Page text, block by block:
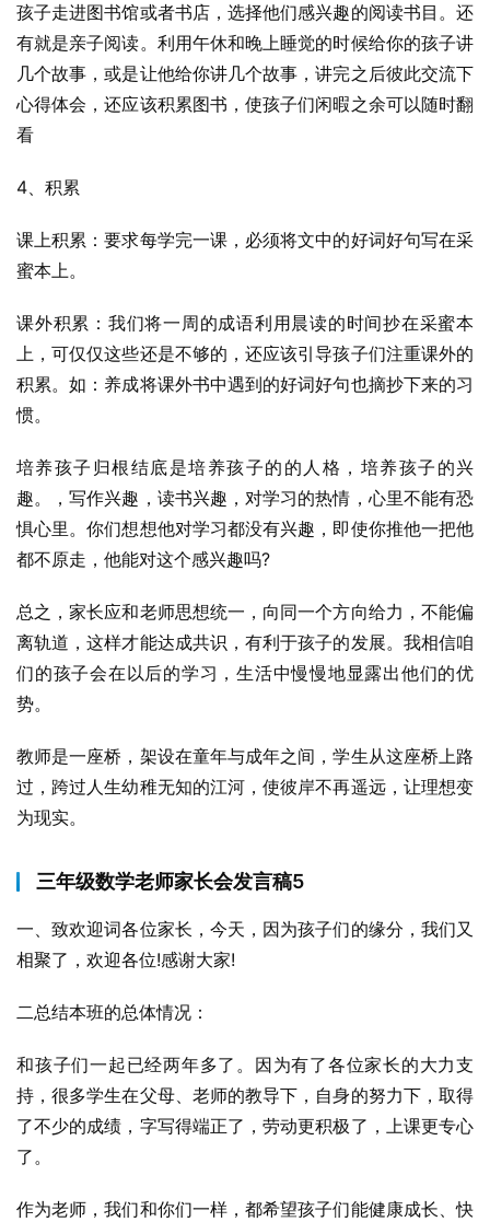
孩子走进图书馆或者书店，选择他们感兴趣的阅读书目。还
有就是亲子阅读。利用午休和晚上睡觉的时候给你的孩子讲
几个故事，或是让他给你讲几个故事，讲完之后彼此交流下
心得体会，还应该积累图书，使孩子们闲暇之余可以随时翻
看
4、积累
课上积累：要求每学完一课，必须将文中的好词好句写在采
蜜本上。
课外积累：我们将一周的成语利用晨读的时间抄在采蜜本
上，可仅仅这些还是不够的，还应该引导孩子们注重课外的
积累。如：养成将课外书中遇到的好词好句也摘抄下来的习
惯。
培养孩子归根结底是培养孩子的的人格，培养孩子的兴
趣。，写作兴趣，读书兴趣，对学习的热情，心里不能有恐
惧心里。你们想想他对学习都没有兴趣，即使你推他一把他
都不原走，他能对这个感兴趣吗?
总之，家长应和老师思想统一，向同一个方向给力，不能偏
离轨道，这样才能达成共识，有利于孩子的发展。我相信咱
们的孩子会在以后的学习，生活中慢慢地显露出他们的优
势。
教师是一座桥，架设在童年与成年之间，学生从这座桥上路
过，跨过人生幼稚无知的江河，使彼岸不再遥远，让理想变
为现实。
三年级数学老师家长会发言稿5
一、致欢迎词各位家长，今天，因为孩子们的缘分，我们又
相聚了，欢迎各位!感谢大家!
二总结本班的总体情况：
和孩子们一起已经两年多了。因为有了各位家长的大力支
持，很多学生在父母、老师的教导下，自身的努力下，取得
了不少的成绩，字写得端正了，劳动更积极了，上课更专心
了。
作为老师，我们和你们一样，都希望孩子们能健康成长、快